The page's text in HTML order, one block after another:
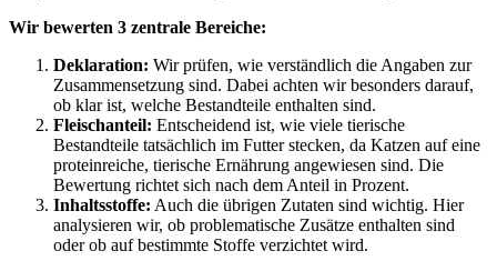
Wir bewerten 3 zentrale Bereiche:
Deklaration: Wir prüfen, wie verständlich die Angaben zur
Zusammensetzung sind. Dabei achten wir besonders darauf,
ob klar ist, welche Bestandteile enthalten sind.
Fleischanteil: Entscheidend ist, wie viele tierische
Bestandteile tatsächlich im Futter stecken, da Katzen auf eine
proteinreiche, tierische Ernährung angewiesen sind. Die
Bewertung richtet sich nach dem Anteil in Prozent.
Inhaltsstoffe: Auch die übrigen Zutaten sind wichtig. Hier
analysieren wir, ob problematische Zusätze enthalten sind
oder ob auf bestimmte Stoffe verzichtet wird.